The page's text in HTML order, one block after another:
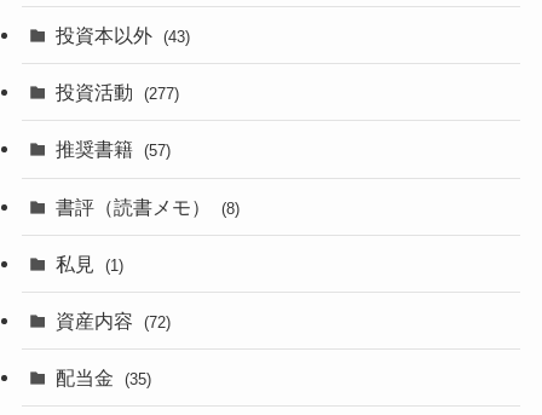
投資本以外 (43)
投資活動 (277)
推奨書籍 (57)
書評（読書メモ） (8)
私見 (1)
資産内容 (72)
配当金 (35)